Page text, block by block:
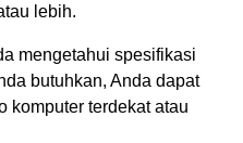
lebih.
mengetahui spesifikasi
butuhkan, Anda dapat
komputer terdekat atau